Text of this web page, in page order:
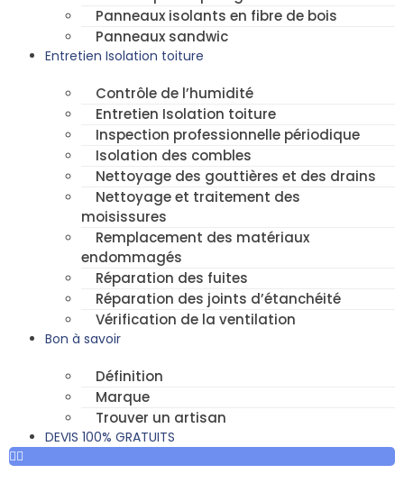
Panneaux isolants en fibre de bois
Panneaux sandwic
Entretien Isolation toiture
Contrôle de l’humidité
Entretien Isolation toiture
Inspection professionnelle périodique
Isolation des combles
Nettoyage des gouttières et des drains
Nettoyage et traitement des
moisissures
Remplacement des matériaux
endommagés
Réparation des fuites
Réparation des joints d’étanchéité
Vérification de la ventilation
Bon à savoir
Définition
Marque
Trouver un artisan
DEVIS 100% GRATUITS